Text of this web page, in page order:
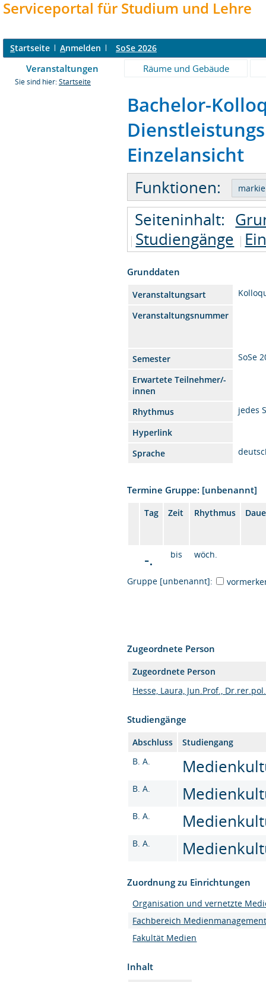
Serviceportal für Studium und Lehre
Startseite Anmelden SoSe 2026
Veranstaltungen Räume und Gebäude
Sie sind hier: Startseite
Bachelor-
Einzelansicht
Funktionen:
Seiteninhalt:
Studiengänge
Grunddaten
Veranstaltungsart
Veranstaltungsnummer
Semester
SoSe
Erwartete Teilnehmer/-
innen
Rhythmus
jedes
Hyperlink
Sprache
Termine Gruppe: [unbenannt]
Tag Zeit Rhythmus
-. bis wöch.
Gruppe [unbenannt]:
Zugeordnete Person
Zugeordnete Person
Hesse, Laura, Jun.Prof.,
Studiengänge
Abschluss
Studiengang
B. A.
B. A.
B. A.
B. A.
Zuordnung zu Einrichtungen
Organisation und vernetzte
Fachbereich
Fakultät Medien
Inhalt